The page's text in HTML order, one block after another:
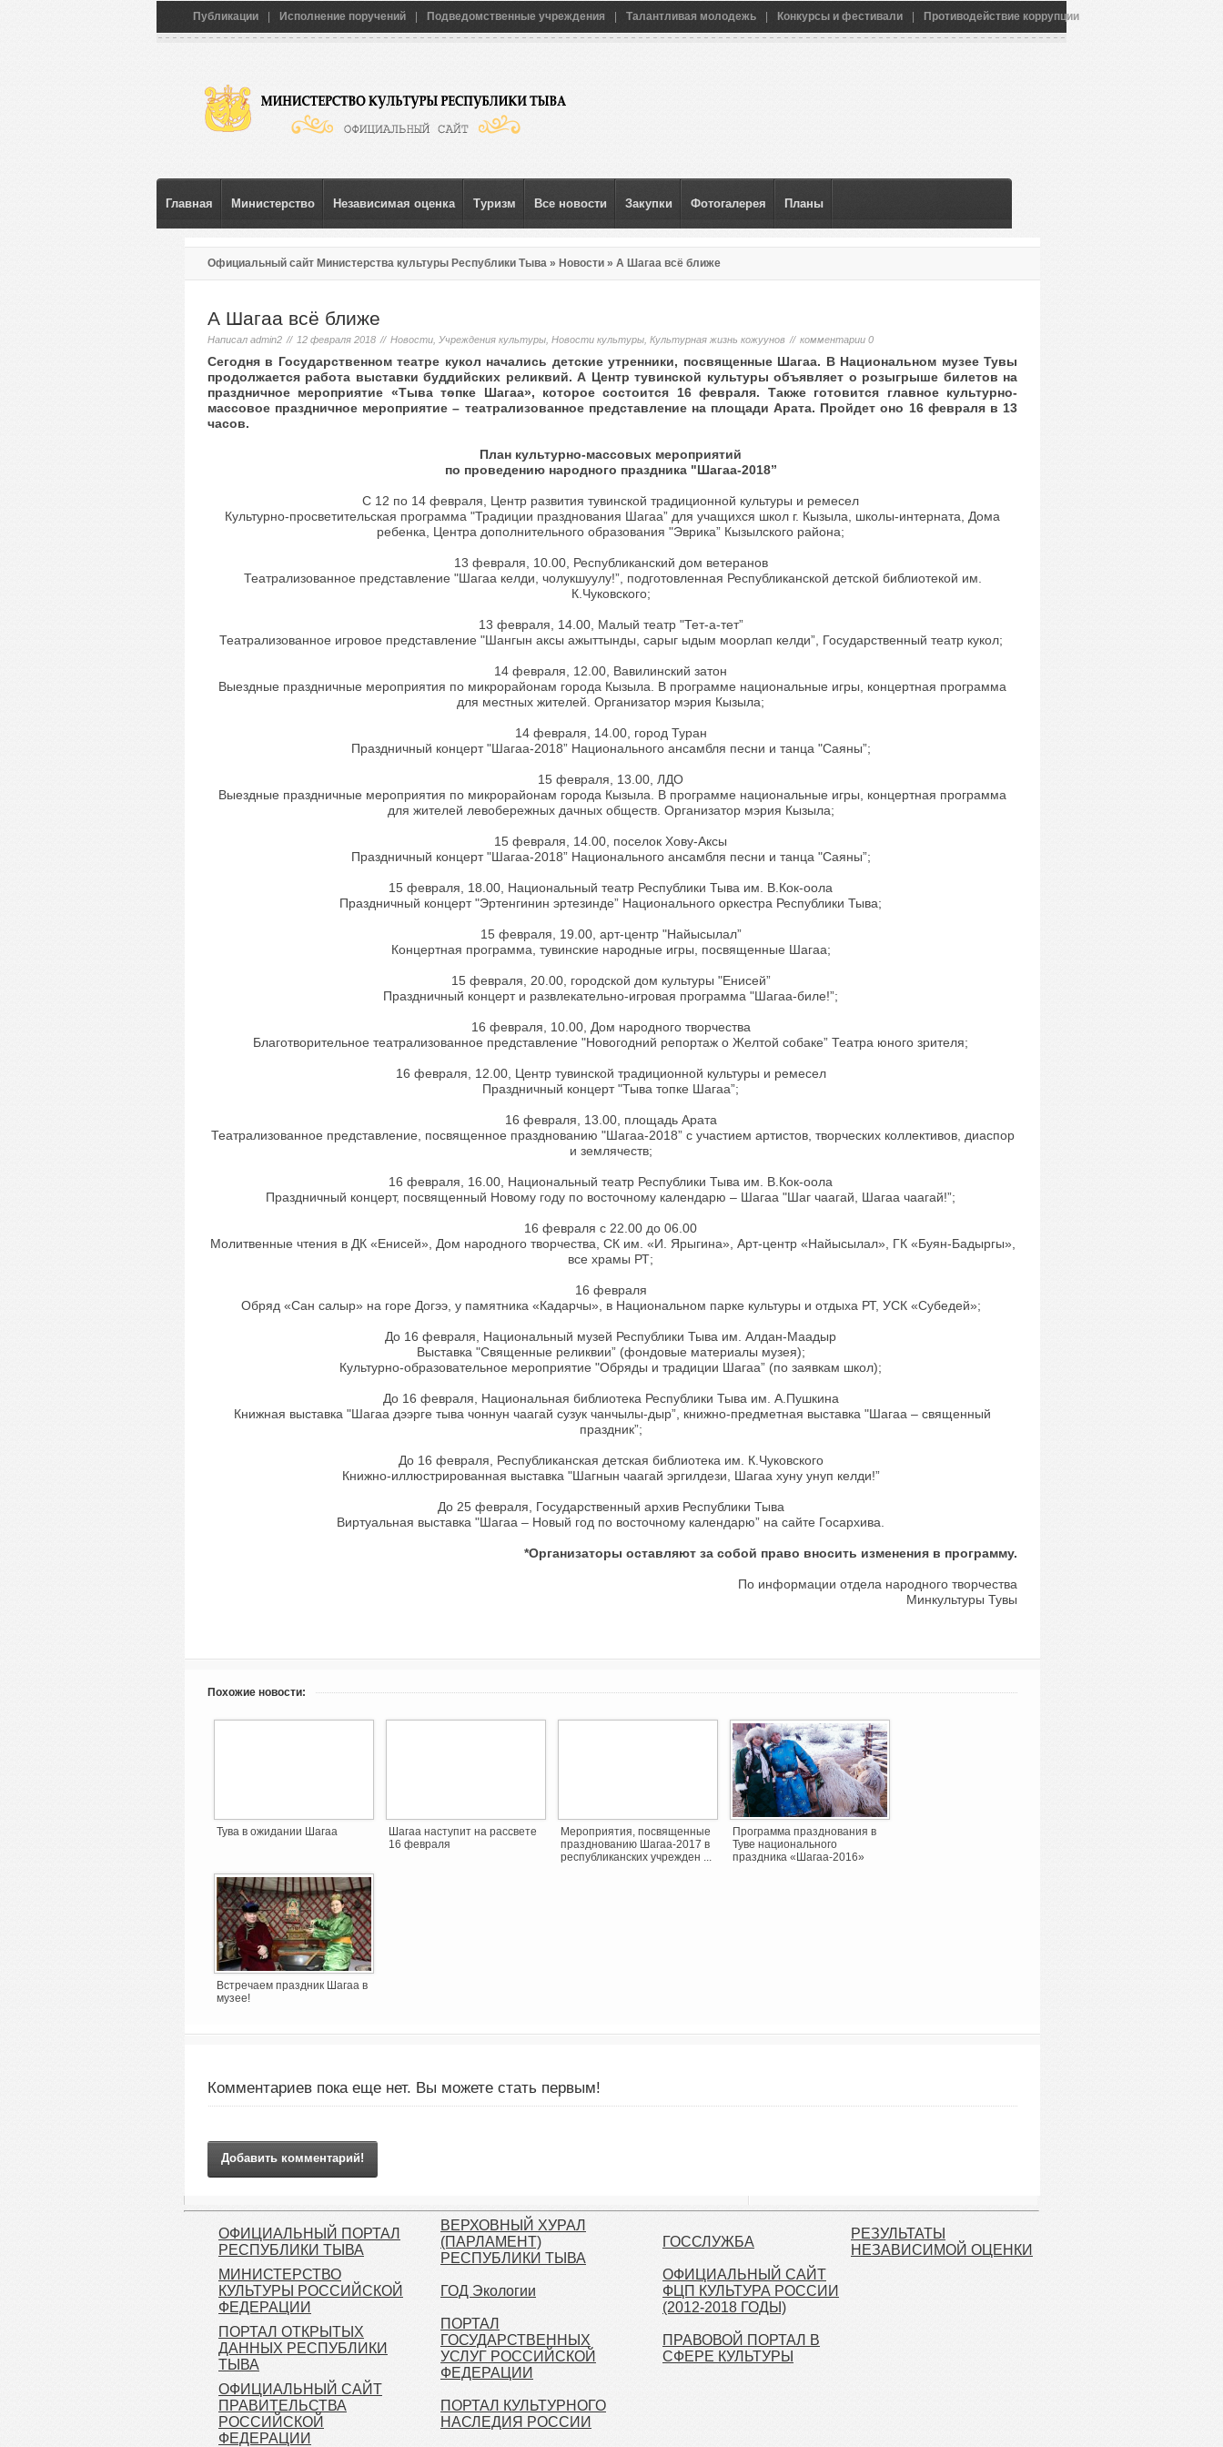
Публикации Исполнение поручений Подведомственные учреждения Талантливая молодежь Конкурсы и фестивали Противодействие коррупции
Главная Министерство Независимая оценка Туризм Все новости Закупки Фотогалерея Планы
Официальный сайт Министерства культуры Республики Тыва » Новости » А Шагаа всё ближе
А Шагаа всё ближе
Написал admin2 // 12 февраля 2018 // Новости Учреждения культуры Новости культуры Культурная жизнь кожуунов // комментарии 0
Сегодня в Государственном театре кукол начались детские утренники, посвященные Шагаа. В Национальном музее Тувы
продолжается работа выставки буддийских реликвий. А Центр тувинской культуры объявляет о розыгрыше билетов на
праздничное мероприятие «Тыва төпке Шагаа», которое состоится 16 февраля. Также готовится главное культурно-
массовое праздничное мероприятие – театрализованное представление на площади Арата. Пройдет оно 16 февраля в 13
часов.
План культурно-массовых мероприятий
по проведению народного праздника "Шагаа-2018”
С 12 по 14 февраля, Центр развития тувинской традиционной культуры и ремесел
Культурно-просветительская программа "Традиции празднования Шагаа” для учащихся школ г. Кызыла, школы-интерната, Дома
ребенка, Центра дополнительного образования "Эврика” Кызылского района;
13 февраля, 10.00, Республиканский дом ветеранов
Театрализованное представление "Шагаа келди, чолукшуулу!”, подготовленная Республиканской детской библиотекой им.
К.Чуковского;
13 февраля, 14.00, Малый театр "Тет-а-тет”
Театрализованное игровое представление "Шангын аксы ажыттынды, сарыг ыдым моорлап келди”, Государственный театр кукол;
14 февраля, 12.00, Вавилинский затон
Выездные праздничные мероприятия по микрорайонам города Кызыла. В программе национальные игры, концертная программа
для местных жителей. Организатор мэрия Кызыла;
14 февраля, 14.00, город Туран
Праздничный концерт "Шагаа-2018” Национального ансамбля песни и танца "Саяны”;
15 февраля, 13.00, ЛДО
Выездные праздничные мероприятия по микрорайонам города Кызыла. В программе национальные игры, концертная программа
для жителей левобережных дачных обществ. Организатор мэрия Кызыла;
15 февраля, 14.00, поселок Хову-Аксы
Праздничный концерт "Шагаа-2018” Национального ансамбля песни и танца "Саяны”;
15 февраля, 18.00, Национальный театр Республики Тыва им. В.Кок-оола
Праздничный концерт "Эртенгинин эртезинде” Национального оркестра Республики Тыва;
15 февраля, 19.00, арт-центр "Найысылал”
Концертная программа, тувинские народные игры, посвященные Шагаа;
15 февраля, 20.00, городской дом культуры "Енисей”
Праздничный концерт и развлекательно-игровая программа "Шагаа-биле!”;
16 февраля, 10.00, Дом народного творчества
Благотворительное театрализованное представление "Новогодний репортаж о Желтой собаке” Театра юного зрителя;
16 февраля, 12.00, Центр тувинской традиционной культуры и ремесел
Праздничный концерт "Тыва топке Шагаа”;
16 февраля, 13.00, площадь Арата
Театрализованное представление, посвященное празднованию "Шагаа-2018” с участием артистов, творческих коллективов, диаспор
и землячеств;
16 февраля, 16.00, Национальный театр Республики Тыва им. В.Кок-оола
Праздничный концерт, посвященный Новому году по восточному календарю – Шагаа "Шаг чаагай, Шагаа чаагай!”;
16 февраля с 22.00 до 06.00
Молитвенные чтения в ДК «Енисей», Дом народного творчества, СК им. «И. Ярыгина», Арт-центр «Найысылал», ГК «Буян-Бадыргы»,
все храмы РТ;
16 февраля
Обряд «Сан салыр» на горе Догээ, у памятника «Кадарчы», в Национальном парке культуры и отдыха РТ, УСК «Субедей»;
До 16 февраля, Национальный музей Республики Тыва им. Алдан-Маадыр
Выставка "Священные реликвии” (фондовые материалы музея);
Культурно-образовательное мероприятие "Обряды и традиции Шагаа” (по заявкам школ);
До 16 февраля, Национальная библиотека Республики Тыва им. А.Пушкина
Книжная выставка "Шагаа дээрге тыва чоннун чаагай сузук чанчылы-дыр”, книжно-предметная выставка "Шагаа – священный
праздник”;
До 16 февраля, Республиканская детская библиотека им. К.Чуковского
Книжно-иллюстрированная выставка "Шагнын чаагай эргилдези, Шагаа хуну унуп келди!”
До 25 февраля, Государственный архив Республики Тыва
Виртуальная выставка "Шагаа – Новый год по восточному календарю” на сайте Госархива.
*Организаторы оставляют за собой право вносить изменения в программу.
По информации отдела народного творчества
Минкультуры Тувы
Похожие новости:
Тува в ожидании Шагаа
Шагаа наступит на рассвете
16 февраля
Мероприятия, посвященные
празднованию Шагаа-2017 в
республиканских учрежден ...
Программа празднования в
Туве национального
праздника «Шагаа-2016»
Встречаем праздник Шагаа в
музее!
Комментариев пока еще нет. Вы можете стать первым!
Добавить комментарий!
ОФИЦИАЛЬНЫЙ ПОРТАЛ
РЕСПУБЛИКИ ТЫВА
ВЕРХОВНЫЙ ХУРАЛ
(ПАРЛАМЕНТ)
РЕСПУБЛИКИ ТЫВА
ГОССЛУЖБА
РЕЗУЛЬТАТЫ
НЕЗАВИСИМОЙ ОЦЕНКИ
МИНИСТЕРСТВО
КУЛЬТУРЫ РОССИЙСКОЙ
ФЕДЕРАЦИИ
ГОД Экологии
ОФИЦИАЛЬНЫЙ САЙТ
ФЦП КУЛЬТУРА РОССИИ
(2012-2018 ГОДЫ)
ПОРТАЛ ОТКРЫТЫХ
ДАННЫХ РЕСПУБЛИКИ
ТЫВА
ПОРТАЛ
ГОСУДАРСТВЕННЫХ
УСЛУГ РОССИЙСКОЙ
ФЕДЕРАЦИИ
ПРАВОВОЙ ПОРТАЛ В
СФЕРЕ КУЛЬТУРЫ
ОФИЦИАЛЬНЫЙ САЙТ
ПРАВИТЕЛЬСТВА
РОССИЙСКОЙ
ФЕДЕРАЦИИ
ПОРТАЛ КУЛЬТУРНОГО
НАСЛЕДИЯ РОССИИ